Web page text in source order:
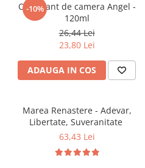
-10%
Odorizant de camera Angel -
120ml
26,44 Lei
23,80 Lei
ADAUGA IN COS
Marea Renastere - Adevar,
Libertate, Suveranitate
63,43 Lei